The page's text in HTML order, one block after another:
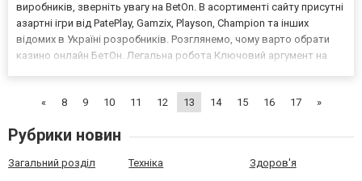
виробників, зверніть увагу на BetOn. В асортименті сайту присутні
азартні ігри від PatePlay, Gamzix, Playson, Champion та інших
відомих в Україні розробників. Розглянемо, чому варто обрати
казино онлайн БетОн. Легальна робота Ключовий аргумент на
«
8 9 10 11 12 13 14 15 16 17 »
Рубрики новин
Загальний розділ Техніка Здоров'я